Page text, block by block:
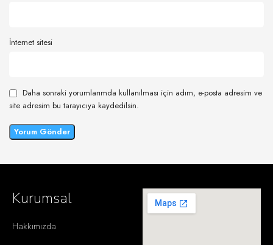
İnternet sitesi
Daha sonraki yorumlarımda kullanılması için adım, e-posta adresim ve
site adresim bu tarayıcıya kaydedilsin.
Kurumsal
Hakkımızda